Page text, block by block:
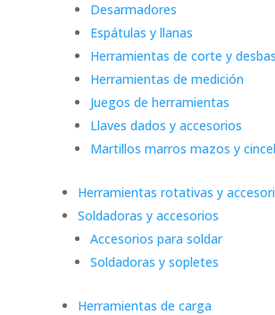
Desarmadores
Espátulas y llanas
Herramientas de corte y
Herramientas de medición
Juegos de herramientas
Llaves dados y accesorios
Martillos marros mazos y
Herramientas rotativas y
Soldadoras y accesorios
Accesorios para soldar
Soldadoras y sopletes
Herramientas de carga